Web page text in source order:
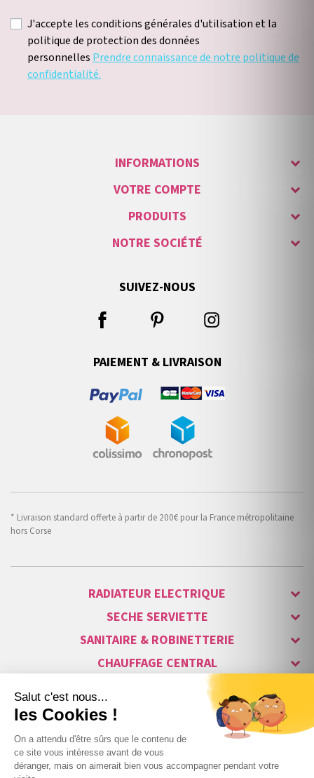
J'accepte les conditions générales d'utilisation et la
politique de protection des données
personnelles Prendre connaissance de notre politique de
confidentialité.
INFORMATIONS
VOTRE COMPTE
PRODUITS
NOTRE SOCIÉTÉ
SUIVEZ-NOUS
PAIEMENT & LIVRAISON
* Livraison standard offerte à partir de 200€ pour la France métropolitaine
hors Corse
RADIATEUR ELECTRIQUE
SECHE SERVIETTE
SANITAIRE & ROBINETTERIE
CHAUFFAGE CENTRAL
ALARME & SÉCURITÉ
MAISON CONNECTÉE
VISIOPHONE & INTERPHONE
LUMINAIRES & ECLAIRAGE